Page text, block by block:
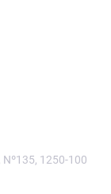
1250-100